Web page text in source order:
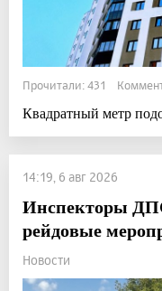
Прочитали: 431
Квадратный метр
14:19, 6 авг 2026
Инспекторы
рейдовые
Новости